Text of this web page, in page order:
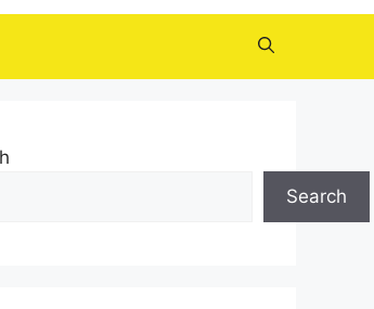
Search